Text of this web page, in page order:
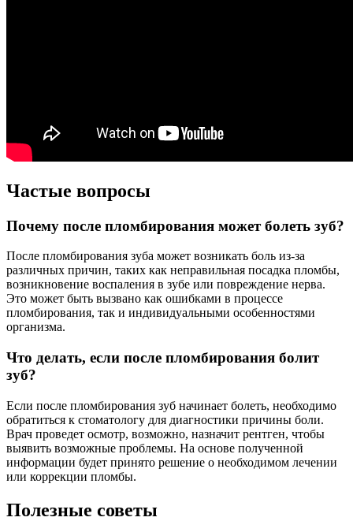
Частые вопросы
Почему после пломбирования может болеть зуб?
После пломбирования зуба может возникать боль из-за
различных причин, таких как неправильная посадка пломбы,
возникновение воспаления в зубе или повреждение нерва.
Это может быть вызвано как ошибками в процессе
пломбирования, так и индивидуальными особенностями
организма.
Что делать, если после пломбирования болит
зуб?
Если после пломбирования зуб начинает болеть, необходимо
обратиться к стоматологу для диагностики причины боли.
Врач проведет осмотр, возможно, назначит рентген, чтобы
выявить возможные проблемы. На основе полученной
информации будет принято решение о необходимом лечении
или коррекции пломбы.
Полезные советы